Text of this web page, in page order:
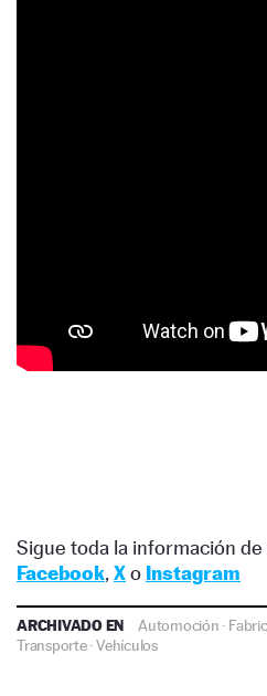
Sigue toda la información de
Facebook, Xo Instagram
ARCHIVADO EN Automoción ·
Transporte·Vehículos